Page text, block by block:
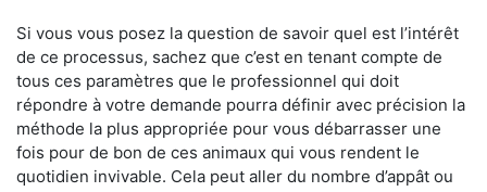
Si vous vous posez la question de savoir quel est l’intérêt
de ce processus, sachez que c’est en tenant compte de
tous ces paramètres que le professionnel qui doit
répondre à votre demande pourra définir avec précision la
méthode la plus appropriée pour vous débarrasser une
fois pour de bon de ces animaux qui vous rendent le
quotidien invivable. Cela peut aller du nombre d’appât ou